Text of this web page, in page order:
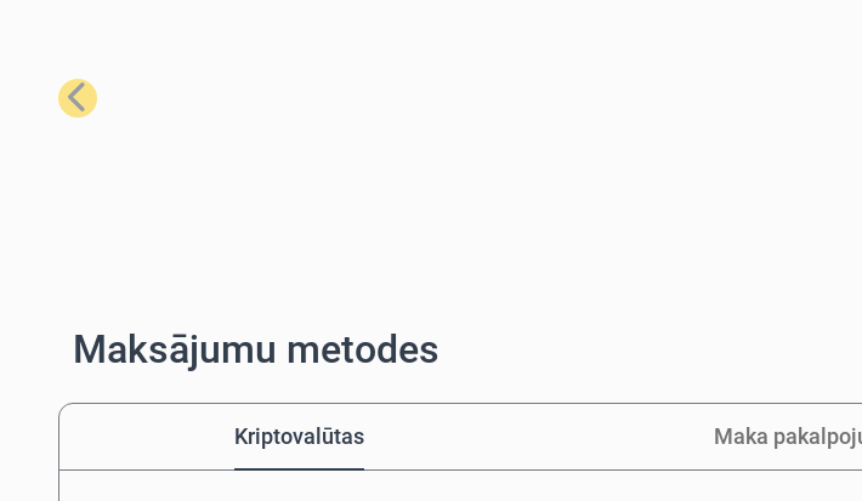
Iepriekšējais
Maksājumu metodes
Kriptovalūtas Maka